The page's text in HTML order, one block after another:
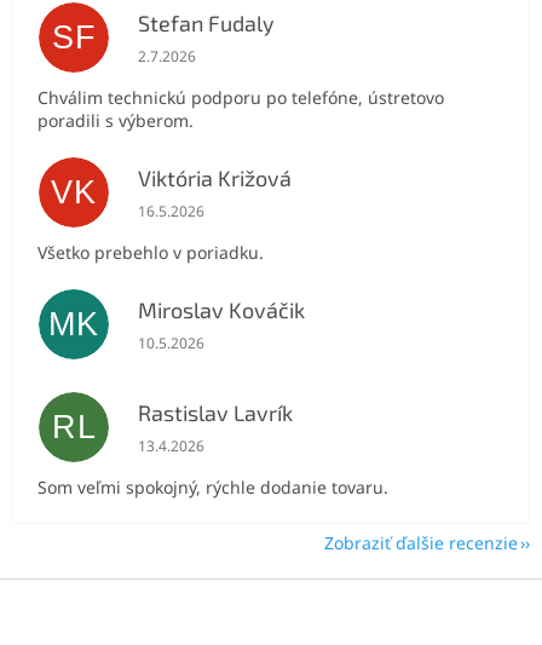
SF Stefan Fudaly
Hodnotenie obchodu je 5 z 5 hviezdičiek.
2.7.2026
Chválim technickú podporu po telefóne, ústretovo
poradili s výberom.
VK Viktória Križová
Hodnotenie obchodu je 5 z 5 hviezdičiek.
16.5.2026
Všetko prebehlo v poriadku.
MK Miroslav Kováčik
Hodnotenie obchodu je 5 z 5 hviezdičiek.
10.5.2026
RL Rastislav Lavrík
Hodnotenie obchodu je 5 z 5 hviezdičiek.
13.4.2026
Som veľmi spokojný, rýchle dodanie tovaru.
Zobraziť ďalšie recenzie